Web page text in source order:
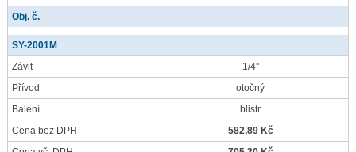
Obj. č.
SY-2001M
Závit
1/4"
Přívod
otočný
Balení
blistr
Cena bez DPH
582,89 Kč